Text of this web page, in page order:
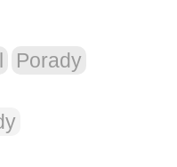
Porady